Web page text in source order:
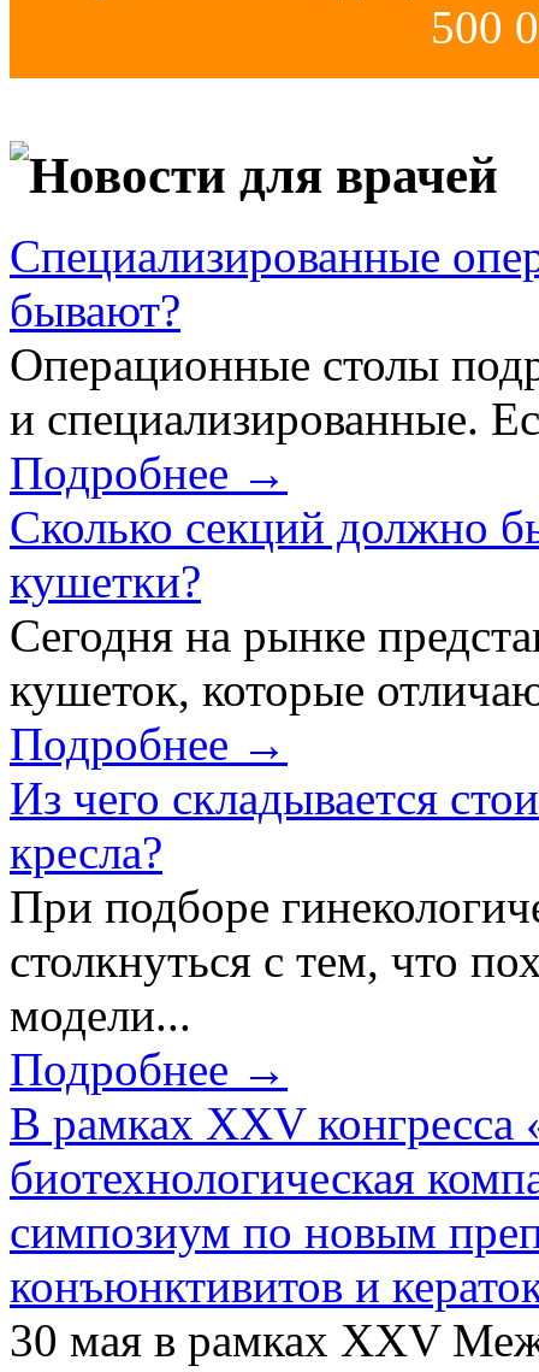
500
Новости для врачей
Специализированные
бывают?
Операционные столы
и специализированные.
Подробнее →
Сколько секций должно
кушетки?
Сегодня на рынке
кушеток, которые
Подробнее →
Из чего складывается
кресла?
При подборе
столкнуться с тем, что
модели...
Подробнее →
В рамках XXV конгресса
биотехнологическая
симпозиум по новым
конъюнктивитов и
30 мая в рамках XXV